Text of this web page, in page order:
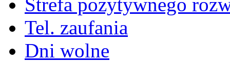
Tel. zaufania
Dni wolne